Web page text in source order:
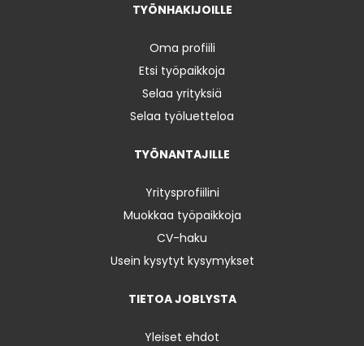
TYÖNHAKIJOILLE
Oma profiili
Etsi työpaikkoja
Selaa yrityksiä
Selaa työluetteloa
TYÖNANTAJILLE
Yritysprofiilini
Muokkaa työpaikkoja
CV-haku
Usein kysytyt kysymykset
TIETOA JOBLYSTA
Yleiset ehdot